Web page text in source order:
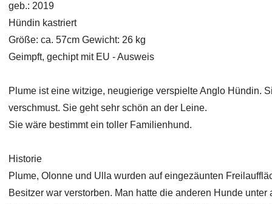
geb.: 2019
Hündin kastriert
Größe: ca. 57cm Gewicht: 26 kg
Geimpft, gechipt mit EU - Ausweis
Plume ist eine witzige, neugierige verspielte Anglo Hündin.
verschmust. Sie geht sehr schön an der Leine.
Sie wäre bestimmt ein toller Familienhund.
Historie
Plume, Olonne und Ulla wurden auf eingezäunten
Besitzer war verstorben. Man hatte die anderen Hunde